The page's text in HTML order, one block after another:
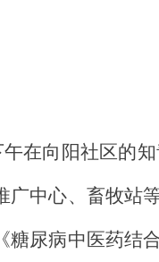
午在向阳社区的
广中心、畜牧站
糖尿病中医药结